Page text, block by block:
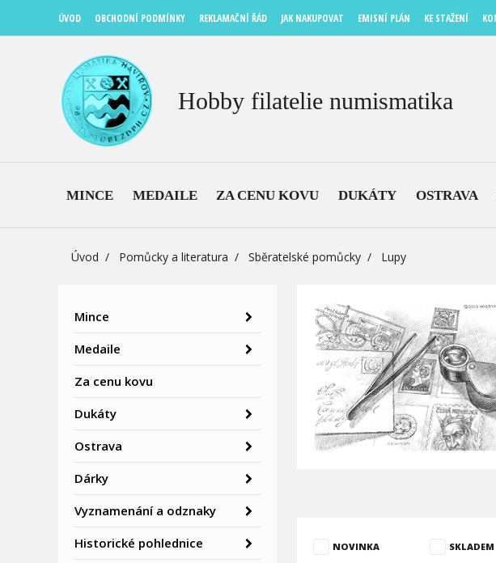
ÚVOD OBCHODNÍ PODMÍNKY REKLAMAČNÍ ŘÁD JAK NAKUPOVAT EMISNÍ PLÁN KE STAŽENÍ
Hobby filatelie numismatika
MINCE MEDAILE ZA CENU KOVU DUKÁTY OSTRAVA
Úvod Pomůcky a literatura Sběratelské pomůcky Lupy
Mince
Medaile
Za cenu kovu
Dukáty
Ostrava
Dárky
Vyznamenání a odznaky
Historické pohlednice
NOVINKA SKLADEM